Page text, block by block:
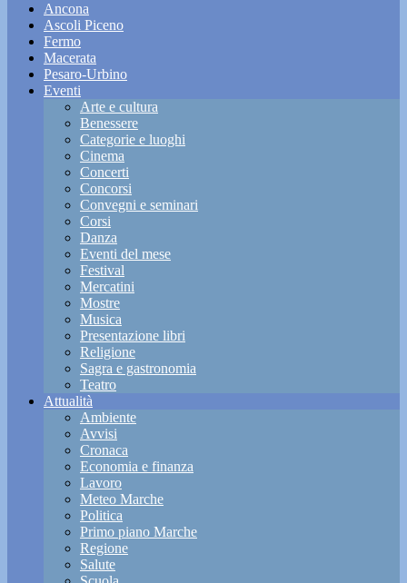
Ancona
Ascoli Piceno
Fermo
Macerata
Pesaro-Urbino
Eventi
Arte e cultura
Benessere
Categorie e luoghi
Cinema
Concerti
Concorsi
Convegni e seminari
Corsi
Danza
Eventi del mese
Festival
Mercatini
Mostre
Musica
Presentazione libri
Religione
Sagra e gastronomia
Teatro
Attualità
Ambiente
Avvisi
Cronaca
Economia e finanza
Lavoro
Meteo Marche
Politica
Primo piano Marche
Regione
Salute